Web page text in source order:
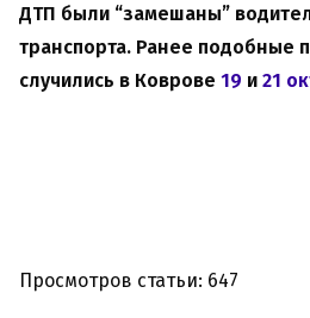
ДТП были “замешаны”
транспорта. Ранее подобные
случились в Коврове 19 и 21
Просмотров статьи: 647